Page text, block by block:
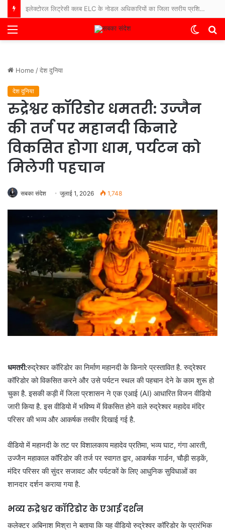
कलेक्टर संजय अग्रवाल: हर घर तिरंगा और वंदे मातरम् कार्यक्रमों से देशभक्ति के रंग में रंगेगा
Menu
Switch
Home /देश दुनिया
देश दुनिया
रुद्रेश्वर कॉरिडोर धमतरी: उज्जैन
की तर्ज पर महानदी किनारे
विकसित होगा धाम, पर्यटन को
मिलेगी पहचान
सबका संदेश जुलाई 1, 2026 1,748
धमतरी:रुद्रेश्वर कॉरिडोर का निर्माण महानदी के किनारे प्रस्तावित है. रुद्रेश्वर
कॉरिडोर को विकसित करने और उसे पर्यटन स्थल की पहचान देने के काम शुरू हो
चुका है. इसकी कड़ी में जिला प्रशासन ने एक एआई (AI) आधारित विजन वीडियो
जारी किया है. इस वीडियो में भविष्य में विकसित होने वाले रुद्रेश्वर महादेव मंदिर
परिसर की भव्य और आकर्षक तस्वीर दिखाई गई है.
वीडियो में महानदी के तट पर विशालकाय महादेव प्रतिमा, भव्य घाट, गंगा आरती,
उज्जैन महाकाल कॉरिडोर की तर्ज पर स्वागत द्वार, आकर्षक गार्डन, चौड़ी सड़कें,
मंदिर परिसर की सुंदर सजावट और पर्यटकों के लिए आधुनिक सुविधाओं का
शानदार दर्शन कराया गया है.
भव्य रुद्रेश्वर कॉरिडोर के एआई दर्शन
कलेक्टर अबिनाश मिश्रा ने बताया कि यह वीडियो रुद्रेश्वर कॉरिडोर के प्रारंभिक